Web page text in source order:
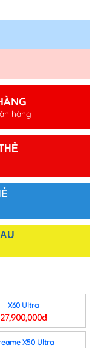
hàng
X60 Ultra
27,900,000đ
X50 Ultra